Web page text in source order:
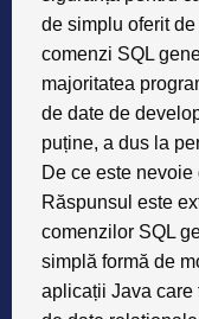
de simplu oferit
comenzi SQL
majoritatea
de date de
puține, a dus la
De ce este
Răspunsul este
comenzilor SQL
simplă formă de
aplicații Java care